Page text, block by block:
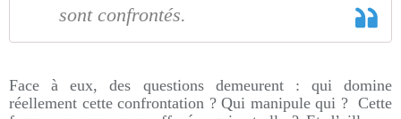
sont confrontés.
Face à eux, des questions demeurent : qui domine
réellement cette confrontation ? Qui manipule qui ? Cette